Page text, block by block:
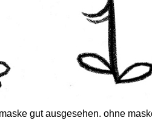
gut ausgesehen. ohne